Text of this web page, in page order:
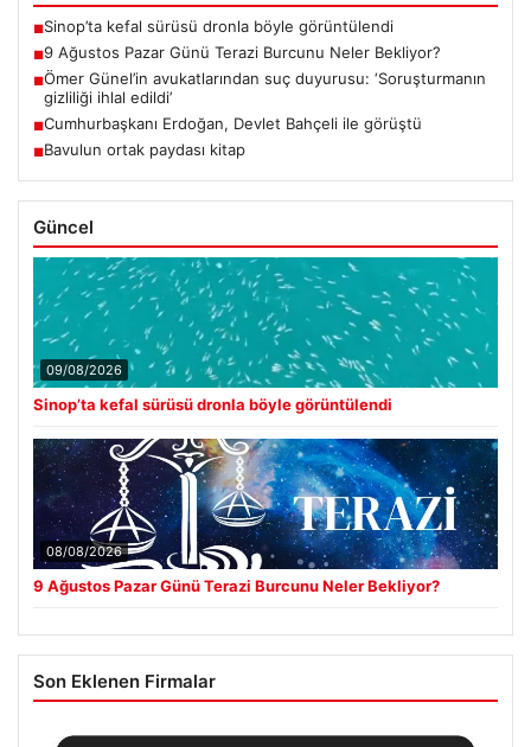
■Sinop’ta kefal sürüsü dronla böyle görüntülendi
■9 Ağustos Pazar Günü Terazi Burcunu Neler Bekliyor?
■Ömer Günel’in avukatlarından suç duyurusu: ‘Soruşturmanın
gizliliği ihlal edildi’
■Cumhurbaşkanı Erdoğan, Devlet Bahçeli ile görüştü
■Bavulun ortak paydası kitap
Güncel
09/08/2026
Sinop’ta kefal sürüsü dronla böyle görüntülendi
08/08/2026
9 Ağustos Pazar Günü Terazi Burcunu Neler Bekliyor?
Son Eklenen Firmalar